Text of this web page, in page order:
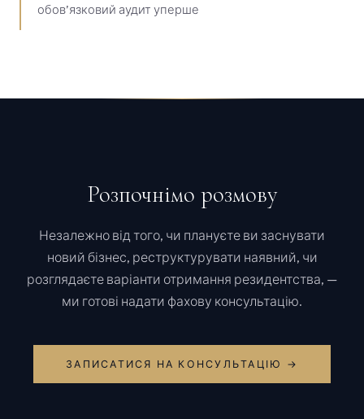
обов’язковий аудит уперше
Розпочнімо розмову
Незалежно від того, чи плануєте ви заснувати
новий бізнес, реструктурувати наявний, чи
розглядаєте варіанти отримання резидентства, —
ми готові надати фахову консультацію.
ЗАПИСАТИСЯ НА КОНСУЛЬТАЦІЮ →